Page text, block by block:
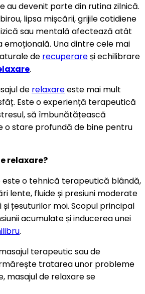
au devenit parte din rutina zilnică.
lipsa mișcării, grijile cotidiene
sau mentală afectează atât
emoțională. Una dintre cele mai
de recuperareși echilibrare
.
de relaxareeste mai mult
Este o experiență terapeutică
să îmbunătățească
o stare profundă de bine pentru
relaxare?
este o tehnică terapeutică blândă,
lente, fluide și presiuni moderate
țesuturilor moi. Scopul principal
acumulate și inducerea unei
.
terapeutic sau de
tratarea unor probleme
masajul de relaxare se